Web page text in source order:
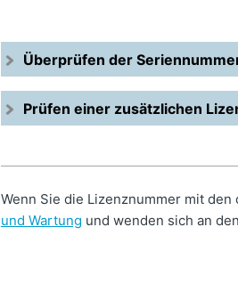
Überprüfen der
Prüfen einer zusätzlichen
Wenn Sie die Lizenznummer mit
und Wartung und wenden sich an